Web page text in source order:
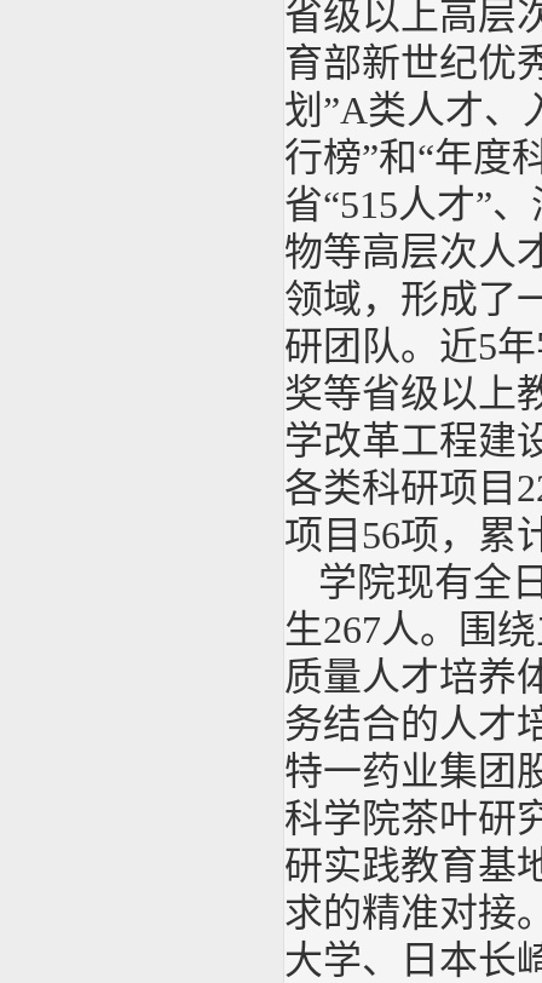
省级以上高层
育部新世纪优
划”A类人才、
行榜”和“年度
省“515人才”
物等高层次人
领域，形成了
研团队。近5
奖等省级以上
学改革工程建
各类科研项目
项目56项，累
学院现有全
生267人。围
质量人才培养
务结合的人才
特一药业集团
科学院茶叶研
研实践教育基
求的精准对接
大学、日本长